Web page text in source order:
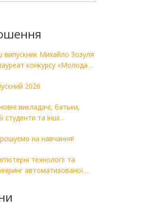
випускник Михайло Зозуля
конкурсу «Молода
2026
викладачі, батьки,
студенти та інші
на навчання!
технології та
автоматизованої